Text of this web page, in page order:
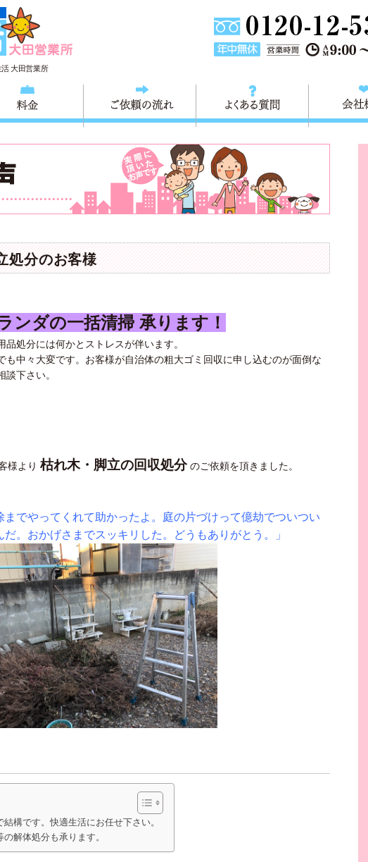
大田営業所
ご依頼の流れ よくある質問
処分のお客様
ンダの一括清掃 承ります！
処分には何かとストレスが伴います。
も中々大変です。お客様が自治体の粗大ゴミ回収に申し込むのが面倒な
下さい。
様より 枯れ木・脚立の回収処分のご依頼を頂きました。
までやってくれて助かったよ。庭の片づけって億劫でついつい
。おかげさまでスッキリした。どうもありがとう。」
構です。快適生活にお任せ下さい。
解体処分も承ります。